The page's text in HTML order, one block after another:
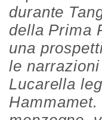
durante
della Prima
una
le
Lucarella